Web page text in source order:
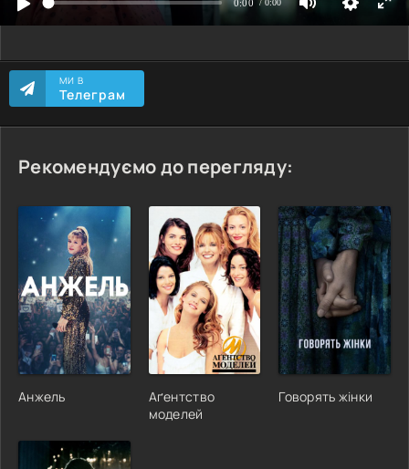
МИ В
Телеграм
Рекомендуємо до перегляду:
Анжель
Аґентство
моделей
Говорять жінки